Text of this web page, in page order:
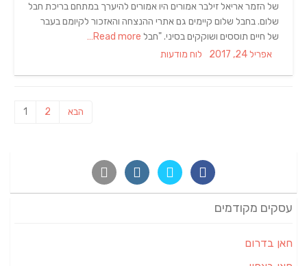
של הזמר אריאל זילבר אמורים היו אמורים להיערך במתחם בריכת חבל
שלום. בחבל שלום קיימים גם אתרי ההנצחה והאזכור לקיומם בעבר
של חיים תוססים ושוקקים בסיני. "חבל
Posted
אפריל 24, 2017 Categories
לוח מודעות
1 2 הבא
עסקים מקודמים
חאן בדרום